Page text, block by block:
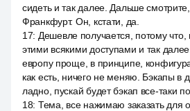
сидеть и так далее. Дальше
Франкфурт. Он, кстати, да.
17: Дешевле получается, потому что,
этими всякими доступами и так
европу проще, в принципе,
как есть, ничего не меняю. Бэкапы в
ладно, пускай будет бэкап все-таки
18: Тема, все нажимаю заказать для